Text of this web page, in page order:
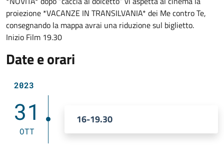
proiezione *VACANZE IN TRANSILVANIA* dei Me contro Te,
consegnando la mappa avrai una riduzione sul biglietto.
Inizio Film 19.30
Date e orari
2023
31
OTT
16-19.30